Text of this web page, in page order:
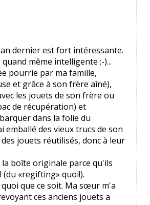
dernier est fort intéressante.
même intelligente ;-)...
pourrie par ma famille,
et grâce à son frère aîné),
les jouets de son frère ou
de récupération) et
dans la folie du
emballé des vieux trucs de son
jouets réutilisés, donc à leur
boîte originale parce qu'ils
«regifting» quoi!).
que ce soit. Ma sœur m'a
ces anciens jouets a